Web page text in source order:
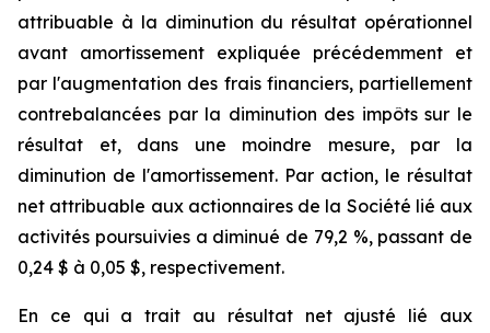
attribuable à la diminution du résultat opérationnel
avant amortissement expliquée précédemment et
par l'augmentation des frais financiers, partiellement
contrebalancées par la diminution des impôts sur le
résultat et, dans une moindre mesure, par la
diminution de l'amortissement. Par action, le résultat
net attribuable aux actionnaires de la Société lié aux
activités poursuivies a diminué de 79,2 %, passant de
0,24 $ à 0,05 $, respectivement.
En ce qui a trait au résultat net ajusté lié aux